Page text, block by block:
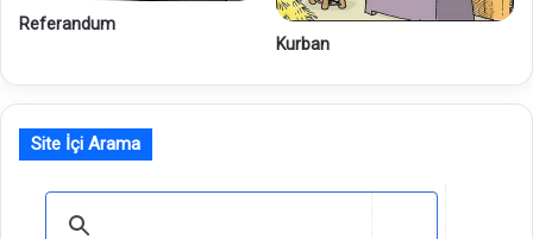
Referandum
Kurban
Site İçi Arama